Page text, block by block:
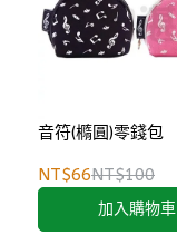
音符(橢圓)零錢包
NT$66NT$100
加入購物車